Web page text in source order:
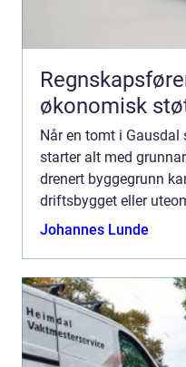
Regnskapsfører
økonomisk
Når en tomt i
starter alt med
drenert byggegrunn
driftsbygget eller
et område med variert
Johannes Lunde